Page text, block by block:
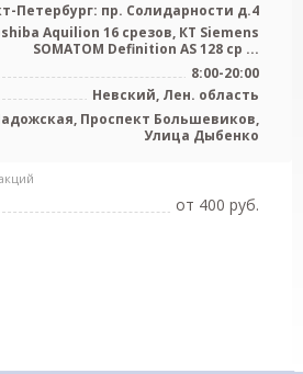
Петербург: пр. Солидарности д.4
Aquilion 16 срезов, КТ Siemens
SOMATOM Definition AS 128 ср ...
8:00-20:00
Невский, Лен. область
Проспект Большевиков,
Улица Дыбенко
от 400 pуб.